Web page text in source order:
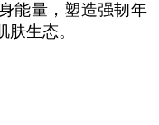
能量，塑造强韧年
肤生态。